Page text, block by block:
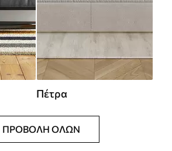
Πέτρα
ΠΡΟΒΟΛΉ ΌΛΩΝ